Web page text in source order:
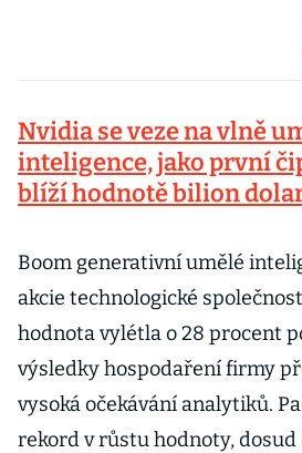
Nvidia se veze na vlně
inteligence, jako první
blíží hodnotě bilion
Boom generativní umělé
akcie technologické
hodnota vylétla o 28 procent
výsledky hospodaření firmy
vysoká očekávání analytiků.
rekord v růstu hodnoty,